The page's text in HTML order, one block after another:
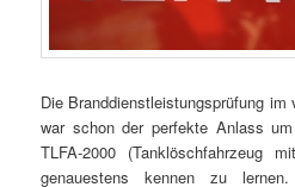
Die Branddienstleistungsprüfung im
war schon der perfekte Anlass
TLFA-2000 (Tanklöschfahrzeug
genauestens kennen zu